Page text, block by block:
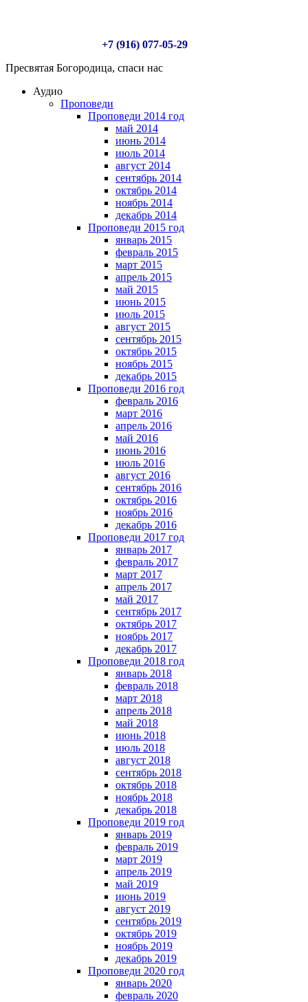
+7 (916) 077-05-29
Пресвятая Богородица, спаси нас
Аудио
Проповеди
Проповеди 2014 год
май 2014
июнь 2014
июль 2014
август 2014
сентябрь 2014
октябрь 2014
ноябрь 2014
декабрь 2014
Проповеди 2015 год
январь 2015
февраль 2015
март 2015
апрель 2015
май 2015
июнь 2015
июль 2015
август 2015
сентябрь 2015
октябрь 2015
ноябрь 2015
декабрь 2015
Проповеди 2016 год
февраль 2016
март 2016
апрель 2016
май 2016
июнь 2016
июль 2016
август 2016
сентябрь 2016
октябрь 2016
ноябрь 2016
декабрь 2016
Проповеди 2017 год
январь 2017
февраль 2017
март 2017
апрель 2017
май 2017
сентябрь 2017
октябрь 2017
ноябрь 2017
декабрь 2017
Проповеди 2018 год
январь 2018
февраль 2018
март 2018
апрель 2018
май 2018
июнь 2018
июль 2018
август 2018
сентябрь 2018
октябрь 2018
ноябрь 2018
декабрь 2018
Проповеди 2019 год
январь 2019
февраль 2019
март 2019
апрель 2019
май 2019
июнь 2019
август 2019
сентябрь 2019
октябрь 2019
ноябрь 2019
декабрь 2019
Проповеди 2020 год
январь 2020
февраль 2020